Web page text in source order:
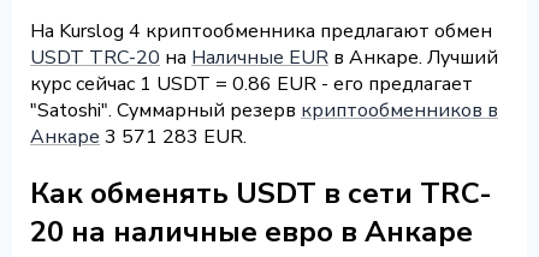
На Kurslog 4 криптообменника предлагают обмен
USDT TRC-20 на Наличные EUR в Анкаре. Лучший
курс сейчас 1 USDT = 0.86 EUR - его предлагает
"Satoshi". Суммарный резерв криптообменников в
Анкаре 3 571 283 EUR.
Как обменять USDT в сети TRC-
20 на наличные евро в Анкаре